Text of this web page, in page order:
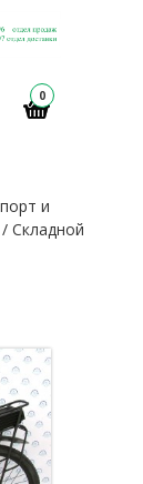
0
и
/ Складной